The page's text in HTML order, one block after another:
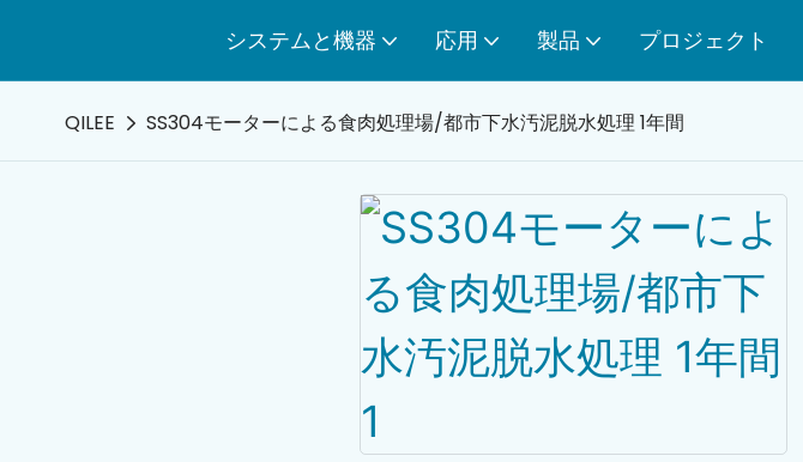
システムと機器 応用 製品 プロジェクト
QILEE SS304モーターによる食肉処理場/都市下水汚泥脱水処理 1年間